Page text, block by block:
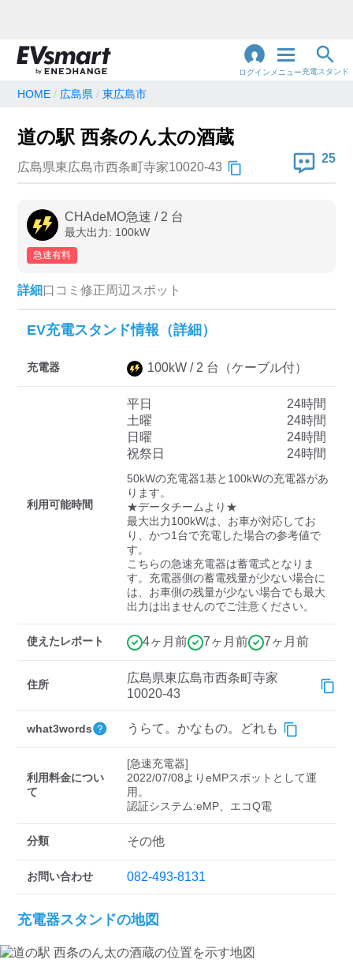
ログイン メニュー充電スタンド
地名・観光スポット・住所で検索
充電器の種類
急速充電器のみ表示
高速道路上のみ表示
認証システム
三菱ディーラーを表示
日産ディーラーを表示
中速-20kW-以上
HOME 広島県 東広島市
道の駅 西条のん太の酒蔵
広島県東広島市西条町寺家10020-43
25
CHAdeMO急速 / 2 台
最大出力: 100kW
急速有料
詳細口コミ 修正周辺スポット
EV充電スタンド情報（詳細）
充電器 100kW / 2 台 （ケーブル付）
利用可能時間
平日
24時間
土曜
24時間
日曜
24時間
祝祭日
24時間
50kWの充電器1基と100kWの充電器があ
ります。
★データチームより★
最大出力100kWは、お車が対応してお
り、かつ1台で充電した場合の参考値で
す。
こちらの急速充電器は蓄電式となりま
す。充電器側の蓄電残量が少ない場合に
は、お車側の残量が少ない場合でも最大
出力は出ませんのでご注意ください。
使えたレポート 4ヶ月前 7ヶ月前 7ヶ月前
住所
広島県東広島市西条町寺家
10020-43
what3words うらて。かなもの。どれも
利用料金につい
て
[急速充電器]
2022/07/08よりeMPスポットとして運
用。
分類 その他
お問い合わせ 082-493-8131
充電器スタンドの地図